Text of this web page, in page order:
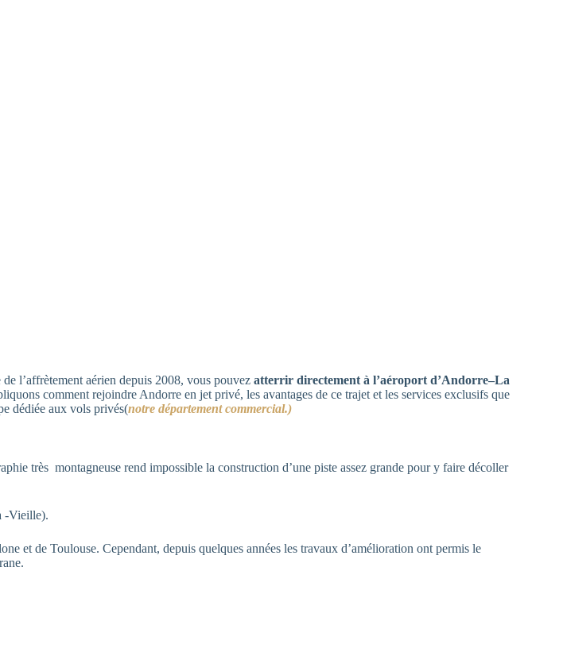
l’affrètement aérien depuis 2008, vous pouvez atterrir directement à l’aéroport d’Andorre–La
comment rejoindre Andorre en jet privé, les avantages de ce trajet et les services exclusifs que
dédiée aux vols privés(notre département commercial.)
très montagneuse rend impossible la construction d’une piste assez grande pour y faire décoller
-Vieille).
et de Toulouse. Cependant, depuis quelques années les travaux d’amélioration ont permis le